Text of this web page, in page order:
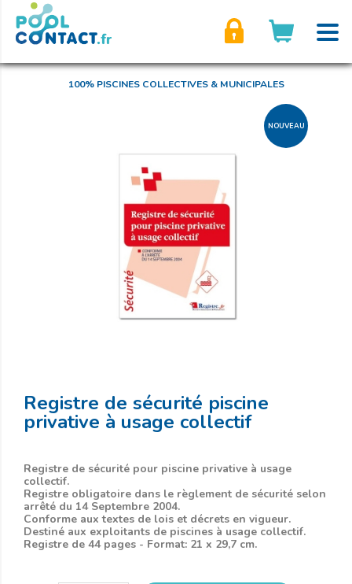
100% PISCINES COLLECTIVES & MUNICIPALES
NOUVEAU
Registre de sécurité piscine
privative à usage collectif
Registre de sécurité pour piscine privative à usage
collectif.
Registre obligatoire dans le règlement de sécurité selon
arrêté du 14 Septembre 2004.
Conforme aux textes de lois et décrets en vigueur.
Destiné aux exploitants de piscines à usage collectif.
Registre de 44 pages - Format: 21 x 29,7 cm.